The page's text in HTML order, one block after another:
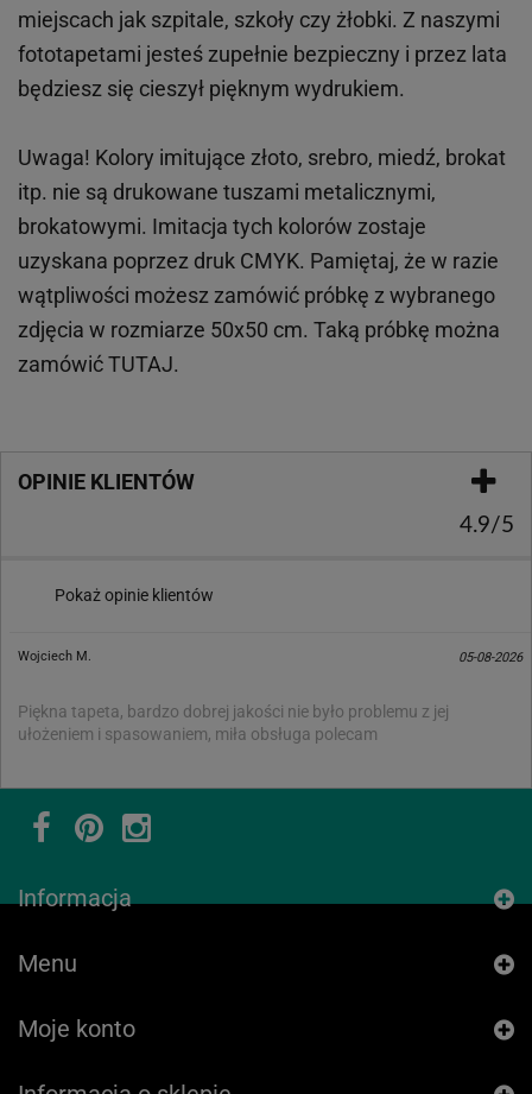
miejscach jak szpitale, szkoły czy żłobki. Z naszymi
fototapetami jesteś zupełnie bezpieczny i przez lata
będziesz się cieszył pięknym wydrukiem.
Uwaga! Kolory imitujące złoto, srebro, miedź, brokat
itp. nie są drukowane tuszami metalicznymi,
brokatowymi. Imitacja tych kolorów zostaje
uzyskana poprzez druk CMYK. Pamiętaj, że w razie
wątpliwości możesz zamówić próbkę z wybranego
zdjęcia w rozmiarze 50x50 cm. Taką próbkę można
zamówićTUTAJ.
OPINIE KLIENTÓW
4.9/5
Pokaż opinie klientów
Wojciech M. 05-08-2026
Piękna tapeta, bardzo dobrej jakości nie było problemu z jej
ułożeniem i spasowaniem, miła obsługa polecam
Informacja
Menu
Moje konto